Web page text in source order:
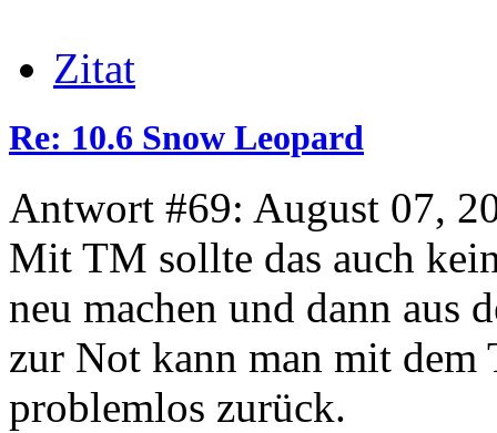
Zitat
Re: 10.6 Snow Leopard
Antwort #69: August 07,
Mit TM sollte das auch
neu machen und dann aus
zur Not kann man mit
problemlos zurück.